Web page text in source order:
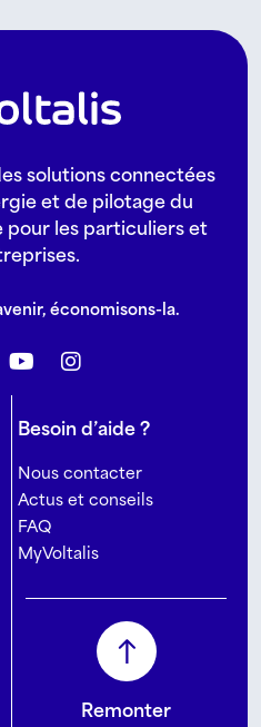
solutions connectées
et de pilotage du
les particuliers et
économisons-la.
Besoin d’aide ?
Nous contacter
Actus et conseils
FAQ
MyVoltalis
Remonter